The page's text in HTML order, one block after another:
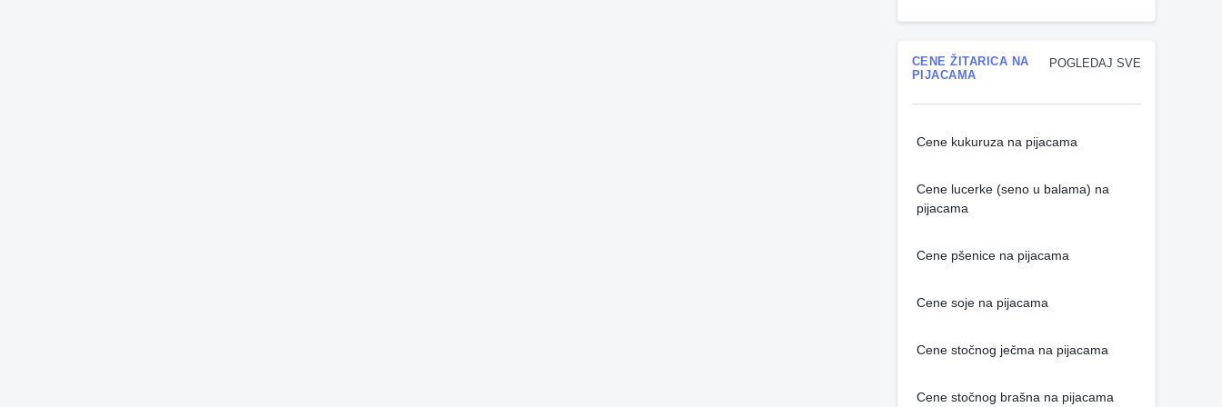
POGLEDAJ SVE
CENE ŽITARICA NA
PIJACAMA
Cene kukuruza na pijacama
Cene lucerke (seno u balama) na
pijacama
Cene pšenice na pijacama
Cene soje na pijacama
Cene stočnog ječma na pijacama
Cene stočnog brašna na pijacama